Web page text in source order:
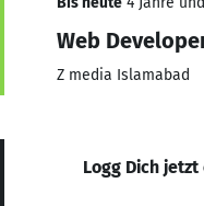
Web
Z media Islamabad
Logg Dich